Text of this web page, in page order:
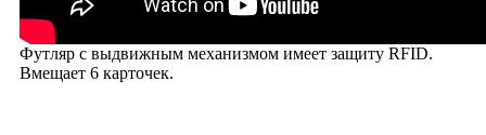
Футляр с выдвижным механизмом имеет защиту RFID.
Вмещает 6 карточек.